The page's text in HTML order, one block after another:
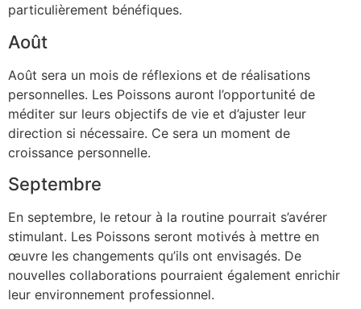
particulièrement bénéfiques.
Août
Août sera un mois de réflexions et de réalisations
personnelles. Les Poissons auront l’opportunité de
méditer sur leurs objectifs de vie et d’ajuster leur
direction si nécessaire. Ce sera un moment de
croissance personnelle.
Septembre
En septembre, le retour à la routine pourrait s’avérer
stimulant. Les Poissons seront motivés à mettre en
œuvre les changements qu’ils ont envisagés. De
nouvelles collaborations pourraient également enrichir
leur environnement professionnel.